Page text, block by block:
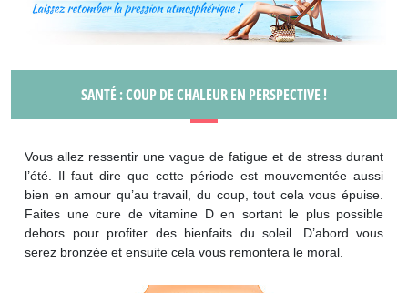
SANTÉ : COUP DE CHALEUR EN PERSPECTIVE !
Vous allez ressentir une vague de fatigue et de stress durant
l’été. Il faut dire que cette période est mouvementée aussi
bien en amour qu’au travail, du coup, tout cela vous épuise.
Faites une cure de vitamine D en sortant le plus possible
dehors pour profiter des bienfaits du soleil. D’abord vous
serez bronzée et ensuite cela vous remontera le moral.